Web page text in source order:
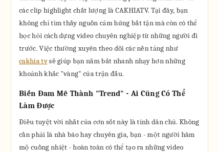
các clip highlight chất lượng là CAKHIATV. Tại đây, bạn
không chỉ tìm thấy nguồn cảm hứng bất tận mà còn có thể
học hỏi cách dựng video chuyên nghiệp từ những người đi
trước. Việc thường xuyên theo dõi các nền tảng như
cakhia tvsẽ giúp bạn nắm bắt nhanh nhạy hơn những
khoảnh khắc "vàng" của trận đấu.
Biến Đam Mê Thành "Trend" - Ai Cũng Có Thể
Làm Được
Điều tuyệt vời nhất của cơn sốt này là tính dân chủ. Không
cần phải là nhà báo hay chuyên gia, bạn - một người hâm
mộ cuồng nhiệt - hoàn toàn có thể tạo ra những video